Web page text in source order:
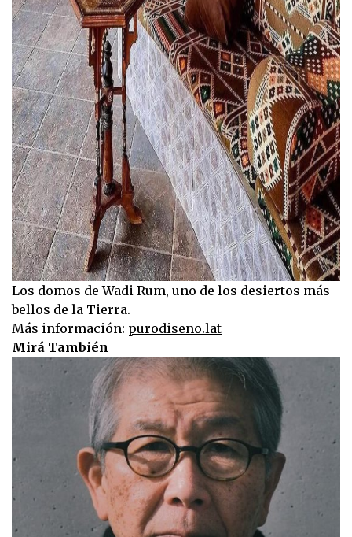
Los domos de Wadi Rum, uno de los desiertos más
bellos de la Tierra.
Más información: purodiseno.lat
Mirá También